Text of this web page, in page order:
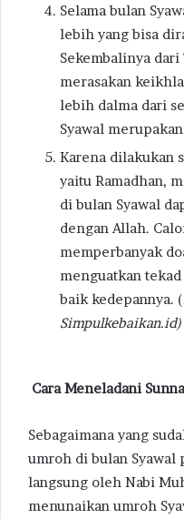
Selama bulan
lebih yang bisa
Sekembalinya dari
merasakan
lebih dalma dari
Syawal
Karena dilakukan
yaitu Ramadhan,
di bulan Syawal
dengan Allah.
memperbanyak
menguatkan
baik kedepannya. (
Simpulkebaikan.id)
Cara Meneladani
Sebagaimana yang
umroh di bulan Syawal
langsung oleh Nabi
menunaikan umroh